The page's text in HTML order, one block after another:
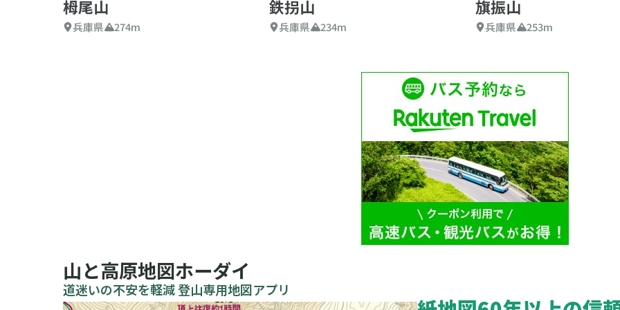
栂尾山
兵庫県 274m
鉄拐山
兵庫県 234m
旗振山
兵庫県 253m
山と高原地図ホーダイ
道迷いの不安を軽減 登山専用地図アプリ